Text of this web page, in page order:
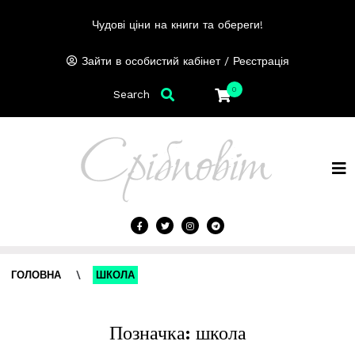
Чудові ціни на книги та обереги!
Зайти в особистий кабінет / Реєстрація
0
Search
ГОЛОВНА \ ШКОЛА
Позначка: школа